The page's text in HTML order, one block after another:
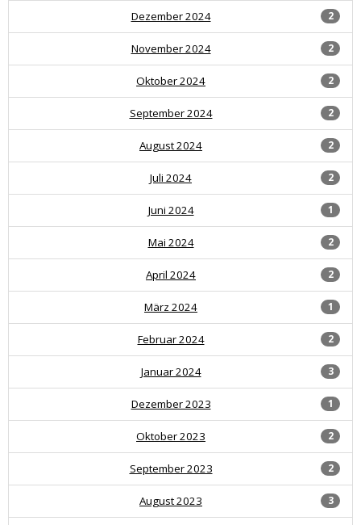
2
Dezember 2024
2
November 2024
2
Oktober 2024
2
September 2024
2
August 2024
2
Juli 2024
1
Juni 2024
2
Mai 2024
2
April 2024
1
März 2024
2
Februar 2024
3
Januar 2024
1
Dezember 2023
2
Oktober 2023
2
September 2023
3
August 2023